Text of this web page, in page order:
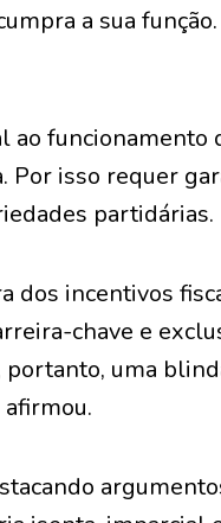
a sua
ao funcionamento
Por isso requer
partidárias.
dos incentivos
chave e
portanto, uma